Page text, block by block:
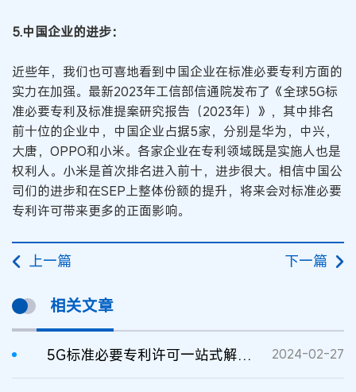
5.中国企业的进步：
近些年，我们也可喜地看到中国企业在标准必要专利方面的
实力在加强。最新2023年工信部信通院发布了《全球5G标
准必要专利及标准提案研究报告（2023年）》，其中排名
前十位的企业中，中国企业占据5家，分别是华为，中兴，
大唐，OPPO和小米。各家企业在专利领域既是实施人也是
权利人。小米是首次排名进入前十，进步很大。相信中国公
司们的进步和在SEP上整体份额的提升，将来会对标准必要
专利许可带来更多的正面影响。
上一篇 下一篇
相关文章
5G标准必要专利许可一站式解决背后的经济学逻辑 2024-02-27